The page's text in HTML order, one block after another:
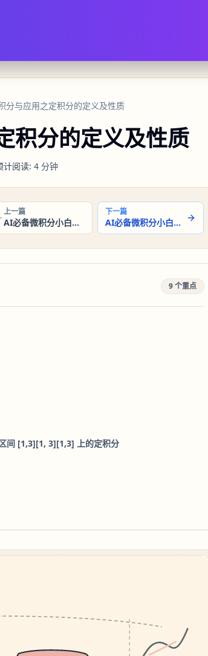
分与应用之定积分的定义及性质
积分的定义及性质
计阅读: 4 分钟
上一篇
AI必备微积分小白教程：积分基础之基本积分法则与换元法
下一篇
AI必备微积分小白教程：定积分与应用之积分与面积的关系
9 个重点
间 [1,3][1, 3][1,3] 上的定积分